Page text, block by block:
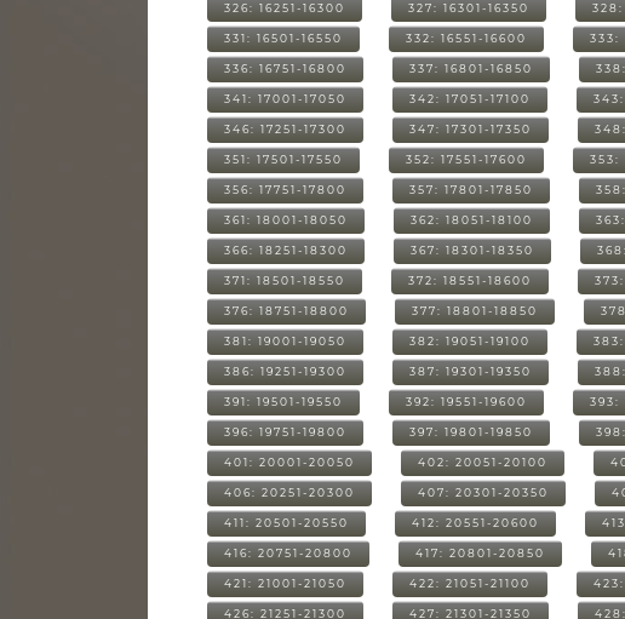
326: 16251-16300 327: 16301-16350 328:
331: 16501-16550 332: 16551-16600 333:
336: 16751-16800 337: 16801-16850
341: 17001-17050 342: 17051-17100 343:
346: 17251-17300 347: 17301-17350
351: 17501-17550 352: 17551-17600 353:
356: 17751-17800 357: 17801-17850
361: 18001-18050 362: 18051-18100
366: 18251-18300 367: 18301-18350
371: 18501-18550 372: 18551-18600
376: 18751-18800 377: 18801-18850
381: 19001-19050 382: 19051-19100 383:
386: 19251-19300 387: 19301-19350
391: 19501-19550 392: 19551-19600 393:
396: 19751-19800 397: 19801-19850
401: 20001-20050 402: 20051-20100
406: 20251-20300 407: 20301-20350
411: 20501-20550 412: 20551-20600
416: 20751-20800 417: 20801-20850
421: 21001-21050 422: 21051-21100 423:
426: 21251-21300 427: 21301-21350